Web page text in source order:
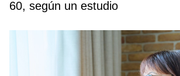
60, según un estudio